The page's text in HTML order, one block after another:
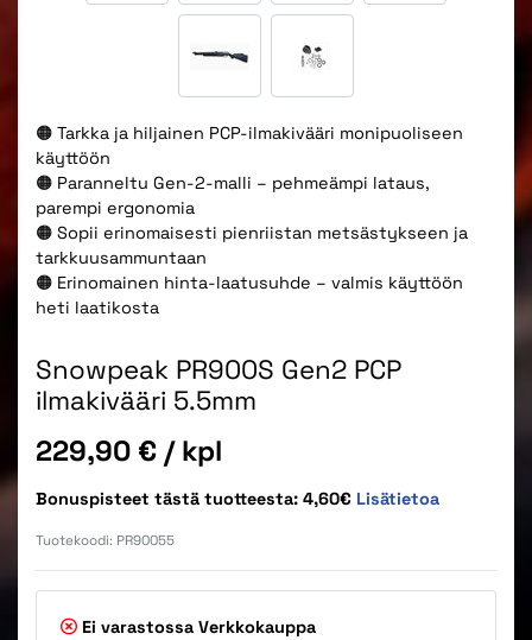
🟠 Tarkka ja hiljainen PCP-ilmakivääri monipuoliseen
käyttöön
🟠 Paranneltu Gen-2-malli – pehmeämpi lataus,
parempi ergonomia
🟠 Sopii erinomaisesti pienriistan metsästykseen ja
tarkkuusammuntaan
🟠 Erinomainen hinta-laatusuhde – valmis käyttöön
heti laatikosta
Snowpeak PR900S Gen2 PCP
ilmakivääri 5.5mm
Hinta
229,90 € / kpl
Bonuspisteet tästä tuotteesta: 4,60€ Lisätietoa
Tuotekoodi: PR90055
Ei varastossa Verkkokauppa